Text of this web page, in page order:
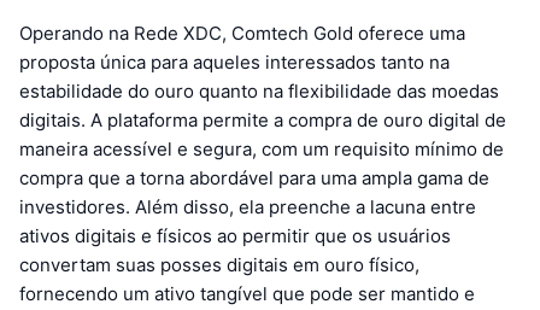
Operando na Rede XDC, Comtech Gold oferece uma
proposta única para aqueles interessados tanto na
estabilidade do ouro quanto na flexibilidade das moedas
digitais. A plataforma permite a compra de ouro digital de
maneira acessível e segura, com um requisito mínimo de
compra que a torna abordável para uma ampla gama de
investidores. Além disso, ela preenche a lacuna entre
ativos digitais e físicos ao permitir que os usuários
convertam suas posses digitais em ouro físico,
fornecendo um ativo tangível que pode ser mantido e